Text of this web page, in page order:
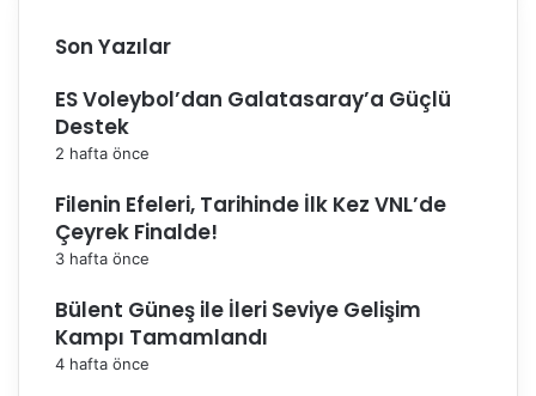
Son Yazılar
ES Voleybol’dan Galatasaray’a Güçlü
Destek
2 hafta önce
Filenin Efeleri, Tarihinde İlk Kez VNL’de
Çeyrek Finalde!
3 hafta önce
Bülent Güneş ile İleri Seviye Gelişim
Kampı Tamamlandı
4 hafta önce